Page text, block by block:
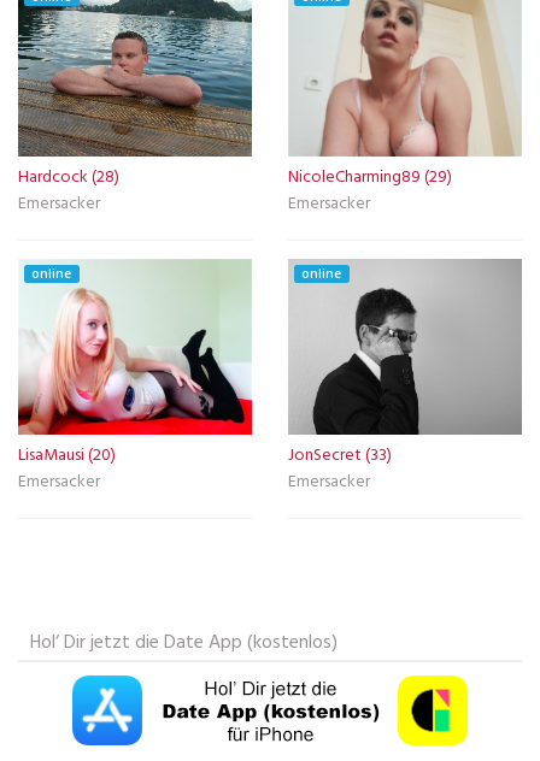
Hardcock (28)
Emersacker
NicoleCharming89 (29)
Emersacker
online
LisaMausi (20)
Emersacker
online
JonSecret (33)
Emersacker
Hol‘ Dir jetzt die Date App (kostenlos)